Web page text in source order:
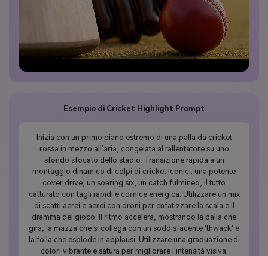
Esempio di Cricket Highlight Prompt
Inizia con un primo piano estremo di una palla da cricket
rossa in mezzo all'aria, congelata al rallentatore su uno
sfondo sfocato dello stadio. Transizione rapida a un
montaggio dinamico di colpi di cricket iconici: una potente
cover drive, un soaring six, un catch fulmineo, il tutto
catturato con tagli rapidi e cornice energica. Utilizzare un mix
di scatti aerei e aerei con droni per enfatizzare la scala e il
dramma del gioco. Il ritmo accelera, mostrando la palla che
gira, la mazza che si collega con un soddisfacente 'thwack' e
la folla che esplode in applausi. Utilizzare una graduazione di
colori vibrante e satura per migliorare l'intensità visiva.